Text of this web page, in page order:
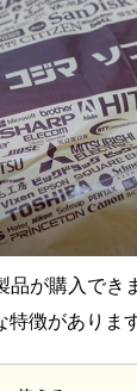
品が購入でき
徴があります